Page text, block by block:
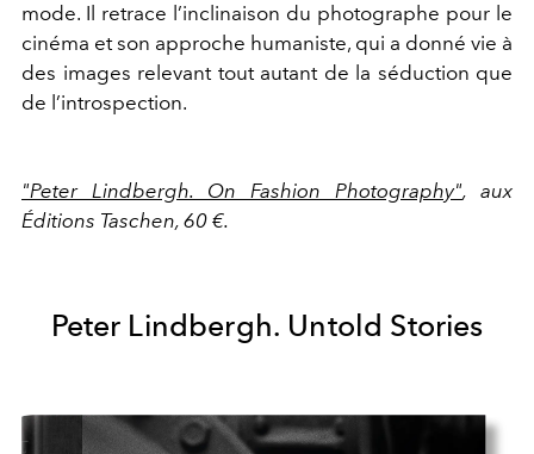
mode. Il retrace l’inclinaison du photographe pour le
cinéma et son approche humaniste, qui a donné vie à
des images relevant tout autant de la séduction que
de l’introspection.
"Peter Lindbergh. On Fashion Photography", aux
Éditions Taschen, 60 €.
Peter Lindbergh. Untold Stories